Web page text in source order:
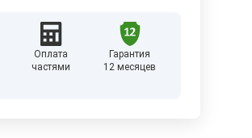
Оплата
частями
Гарантия
12 месяцев